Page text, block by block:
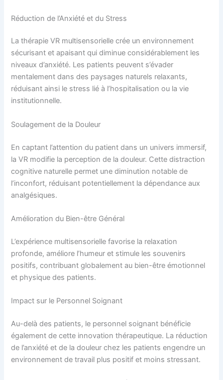
Réduction de l’Anxiété et du Stress
La thérapie VR multisensorielle crée un environnement
sécurisant et apaisant qui diminue considérablement les
niveaux d’anxiété. Les patients peuvent s’évader
mentalement dans des paysages naturels relaxants,
réduisant ainsi le stress lié à l’hospitalisation ou la vie
institutionnelle.
Soulagement de la Douleur
En captant l’attention du patient dans un univers immersif,
la VR modifie la perception de la douleur. Cette distraction
cognitive naturelle permet une diminution notable de
l’inconfort, réduisant potentiellement la dépendance aux
analgésiques.
Amélioration du Bien-être Général
L’expérience multisensorielle favorise la relaxation
profonde, améliore l’humeur et stimule les souvenirs
positifs, contribuant globalement au bien-être émotionnel
et physique des patients.
Impact sur le Personnel Soignant
Au-delà des patients, le personnel soignant bénéficie
également de cette innovation thérapeutique. La réduction
de l’anxiété et de la douleur chez les patients engendre un
environnement de travail plus positif et moins stressant.